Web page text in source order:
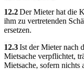
12.2Der Mieter hat die
ihm zu vertretenden
ersetzen.
12.3Ist der Mieter nach
Mietsache verpflichtet,
Mietsache, sofern nichts